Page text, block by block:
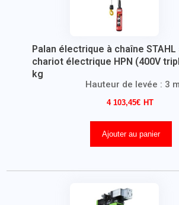
Palan électrique à chaîne
chariot électrique HPN (400V
kg
Hauteur de levée : 3 m
4 103,45€
Ajouter au panier